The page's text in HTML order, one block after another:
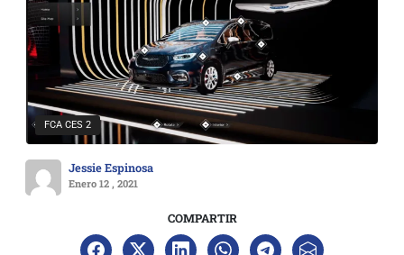
FCA CES 2
Jessie Espinosa
Enero 12 , 2021
COMPARTIR